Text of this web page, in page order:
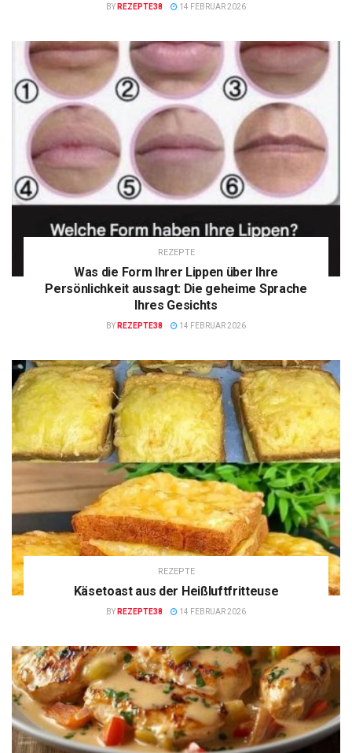
BY REZEPTE38 14 FEBRUAR 2026
REZEPTE
Was die Form Ihrer Lippen über Ihre
Persönlichkeit aussagt: Die geheime Sprache
Ihres Gesichts
BY REZEPTE38 14 FEBRUAR 2026
REZEPTE
Käsetoast aus der Heißluftfritteuse
BY REZEPTE38 14 FEBRUAR 2026